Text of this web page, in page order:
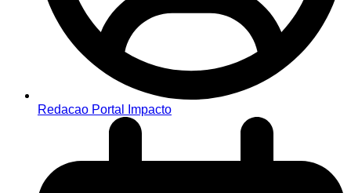
Redacao Portal Impacto